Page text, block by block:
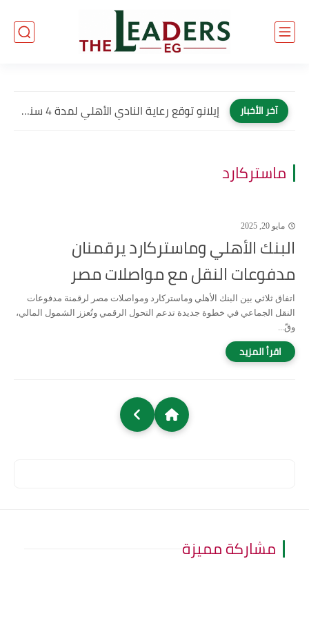
آخر الأخبار إيلانو توقع رعاية النادي الأهلي لمدة 4 سنوات وتصبح العلامة...
ماستركارد
مايو 20, 2025
البنك الأهلي وماستركارد يرقمنان
مدفوعات النقل مع مواصلات مصر
اتفاق ثلاثي بين البنك الأهلي وماستركارد ومواصلات مصر لرقمنة مدفوعات
النقل الجماعي في خطوة جديدة تدعم التحول الرقمي وتُعزز الشمول المالي،
وقّ...
مشاركة مميزة